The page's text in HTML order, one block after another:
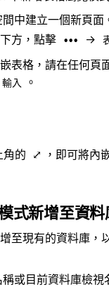
中建立一個新頁面
下方，點擊 ••• →
表格，請在任何頁
輸入 。
角的 ⤢
，即可將內
式新增至資料
至現有的資料庫，
或目前資料庫檢視